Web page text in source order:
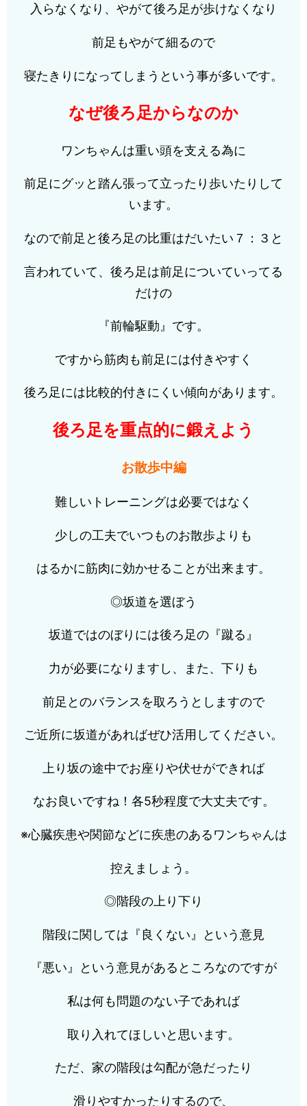
入らなくなり、やがて後ろ足が歩けなくなり
前足もやがて細るので
寝たきりになってしまうという事が多いです。
なぜ後ろ足からなのか
ワンちゃんは重い頭を支える為に
前足にグッと踏ん張って立ったり歩いたりして
います。
なので前足と後ろ足の比重はだいたい７：３と
言われていて、後ろ足は前足についていってる
だけの
『前輪駆動』です。
ですから筋肉も前足には付きやすく
後ろ足には比較的付きにくい傾向があります。
後ろ足を重点的に鍛えよう
お散歩中編
難しいトレーニングは必要ではなく
少しの工夫でいつものお散歩よりも
はるかに筋肉に効かせることが出来ます。
◎坂道を選ぼう
坂道ではのぼりには後ろ足の『蹴る』
力が必要になりますし、また、下りも
前足とのバランスを取ろうとしますので
ご近所に坂道があればぜひ活用してください。
上り坂の途中でお座りや伏せができれば
なお良いですね！各5秒程度で大丈夫です。
※心臓疾患や関節などに疾患のあるワンちゃんは
控えましょう。
◎階段の上り下り
階段に関しては『良くない』という意見
『悪い』という意見があるところなのですが
私は何も問題のない子であれば
取り入れてほしいと思います。
ただ、家の階段は勾配が急だったり
滑りやすかったりするので、